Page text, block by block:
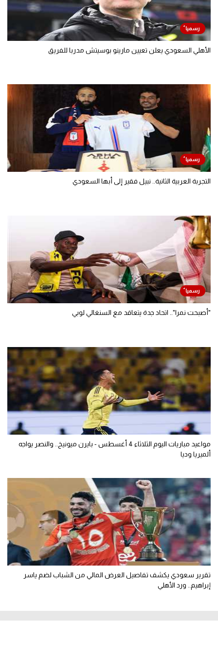
الأهلي السعودي يعلن تعيين مارينو بوسيتش مدربا للفريق
التجربة العربية الثانية.. نبيل فقير إلى أبها السعودي
"أصبحت نمرا".. اتحاد جدة يتعاقد مع السنغالي لوبي
مواعيد مباريات اليوم الثلاثاء 4 أغسطس - بايرن ميونيخ.. والنصر يواجه
ألميريا وديا
تقرير سعودي يكشف تفاصيل العرض المالي من الشباب لضم ياسر
إبراهيم.. ورد الأهلي